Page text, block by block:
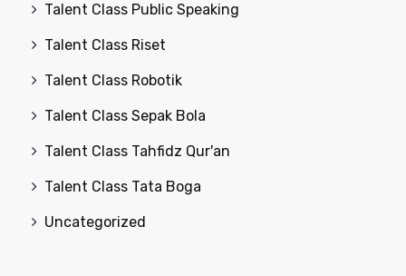
Talent Class Public Speaking
Talent Class Riset
Talent Class Robotik
Talent Class Sepak Bola
Talent Class Tahfidz Qur'an
Talent Class Tata Boga
Uncategorized